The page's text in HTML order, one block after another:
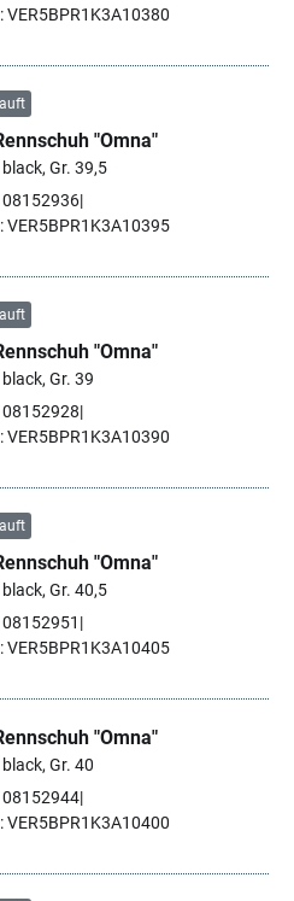
VER5BPR1K3A10380
"Omna"
Gr. 39,5
08152936
VER5BPR1K3A10395
"Omna"
Gr. 39
VER5BPR1K3A10390
"Omna"
Gr. 40,5
VER5BPR1K3A10405
"Omna"
Gr. 40
08152944
VER5BPR1K3A10400